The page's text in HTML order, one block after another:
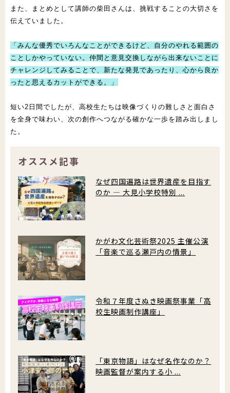
また、まとめとして講師の柴田さんは、挑戦することの大切さを
伝 えていました。
「みんな優秀でいろんなことができるけど、自分のやれる範囲の
こ としかやっていない。仲間と意見交換しながら出来ないことに
チャ レンジしてみることで、新たな発見であったり、心から良か
ったと 思えるカットができる。」
短い2日間でしたが、高校生たちは映像づくりの難しさと面白さ
を全身で味わい、次の創作へつながる確かな一歩を踏み出しまし
た。
オススメ記事
なぜ四国遍路は世界遺産を目指す
のか ― 大見小学校特別 ...
かがわ文化芸術祭2025 主催公演
「音楽で巡る瀬戸内の情景」
令和７年度さぬき映画祭事業「高
校生映画制作講座」
「東京物語」はなぜ名作なのか？
映画監督が案内する小 ...